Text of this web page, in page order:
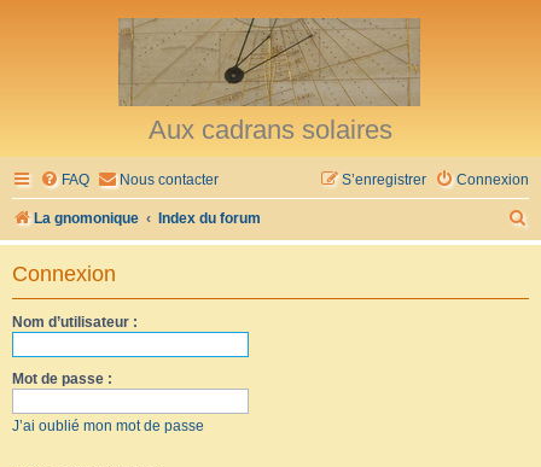
Aux cadrans solaires
FAQ Nous contacter Connexion
S’enregistrer
La gnomonique Index du forum
e
Connexion
Nom d’utilisateur :
Mot de passe :
J’ai oublié mon mot de passe